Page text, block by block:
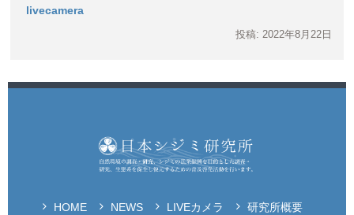
livecamera
投稿: 2022年8月22日
HOME NEWS LIVEカメラ 研究所概要